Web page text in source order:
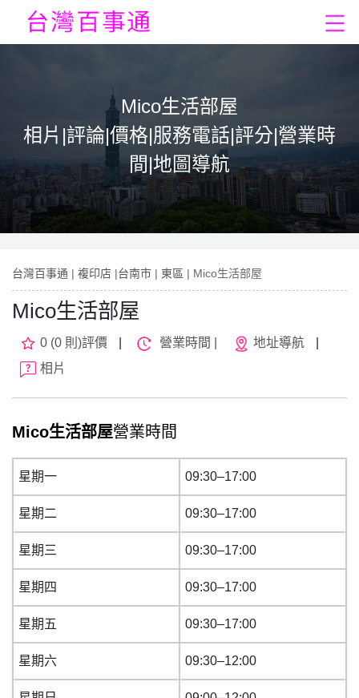
Mico生活部屋
相片|評論|價格|服務電話|評分|營業時
間|地圖導航
台灣百事通 | 複印店 |台南市 | 東區 | Mico生活部屋
Mico生活部屋
0 (0 則)評價 營業時間 | 地址導航
相片
Mico生活部屋營業時間
星期一 09:30–17:00
星期二 09:30–17:00
星期三 09:30–17:00
星期四 09:30–17:00
星期五 09:30–17:00
星期六 09:30–12:00